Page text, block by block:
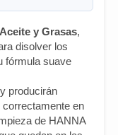
Aceite y Grasas,
disolver los
fórmula suave
producirán
en
de HANNA